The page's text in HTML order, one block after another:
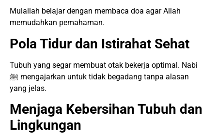
Mulailah belajar dengan membaca doa agar Allah
memudahkan pemahaman.
Pola Tidur dan Istirahat Sehat
Tubuh yang segar membuat otak bekerja optimal. Nabi
ﷺ mengajarkan untuk tidak begadang tanpa alasan
yang jelas.
Menjaga Kebersihan Tubuh dan
Lingkungan